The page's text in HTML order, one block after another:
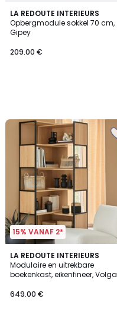
LA REDOUTE INTERIEURS
Opbergmodule sokkel 70 cm,
Gipey
209.00 €
15% VANAF 2*
LA REDOUTE INTERIEURS
Modulaire en uitrekbare
boekenkast, eikenfineer, Volga
649.00 €
4.1
/ 5